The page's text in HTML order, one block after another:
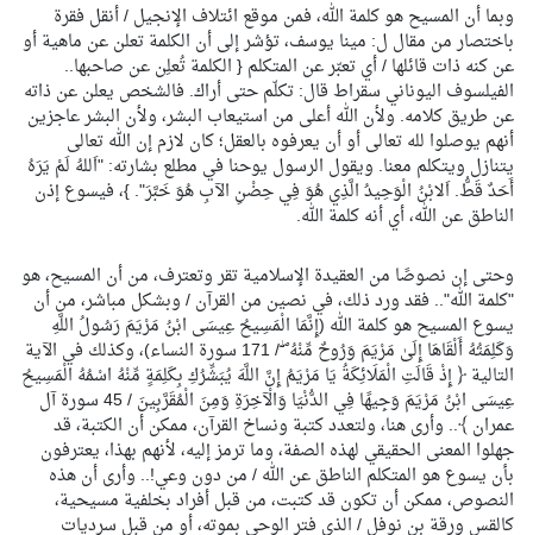
وبما أن المسيح هو كلمة الله، فمن موقع ائتلاف الإنجيل / أنقل فقرة
باختصار من مقال ل: مينا يوسف، تؤشر إلى أن الكلمة تعلن عن ماهية أو
عن كنه ذات قائلها / أي تعبّر عن المتكلم { الكلمة تُعلِن عن صاحبها..
الفيلسوف اليوناني سقراط قال: تكلّم حتى أراك. فالشخص يعلن عن ذاته
عن طريق كلامه. ولأن الله أعلى من استيعاب البشر، ولأن البشر عاجزين
أنهم يوصلوا لله تعالى أو أن يعرفوه بالعقل؛ كان لازم إن الله تعالى
يتنازل ويتكلم معنا. ويقول الرسول يوحنا في مطلع بشارته: "اَللهُ لَمْ يَرَهُ
أَحَدٌ قَطُّ. اَلابْنُ الْوَحِيدُ الَّذِي هُوَ فِي حِضْنِ الآبِ هُوَ خَبَّرَ". }، فيسوع إذن
الناطق عن الله، أي أنه كلمة الله.
وحتى إن نصوصًا من العقيدة الإسلامية تقر وتعترف، من أن المسيح، هو
"كلمة الله".. فقد ورد ذلك، في نصين من القرآن / وبشكل مباشر، من أن
يسوع المسيح هو كلمة الله (إِنَّمَا الْمَسِيحُ عِيسَى ابْنُ مَرْيَمَ رَسُولُ اللَّهِ
وَكَلِمَتُهُ أَلْقَاهَا إِلَىٰ مَرْيَمَ وَرُوحٌ مِّنْهُ ۖ / 171 سورة النساء)، وكذلك في الآية
التالية ﴿ إِذْ قَالَتِ الْمَلَائِكَةُ يَا مَرْيَمُ إِنَّ اللَّهَ يُبَشِّرُكِ بِكَلِمَةٍ مِّنْهُ اسْمُهُ الْمَسِيحُ
عِيسَى ابْنُ مَرْيَمَ وَجِيهًا فِي الدُّنْيَا وَالْآخِرَةِ وَمِنَ الْمُقَرَّبِينَ / 45 سورة آل
عمران ﴾.. وأرى هنا، ولتعدد كتبة ونساخ القرآن، ممكن أن الكتبة، قد
جهلوا المعنى الحقيقي لهذه الصفة، وما ترمز إليه، لأنهم بهذا، يعترفون
بأن يسوع هو المتكلم الناطق عن الله / من دون وعي!.. وأرى أن هذه
النصوص، ممكن أن تكون قد كتبت، من قبل أفراد بخلفية مسيحية،
كالقس ورقة بن نوفل / الذي فتر الوحي بموته، أو من قبل سرديات